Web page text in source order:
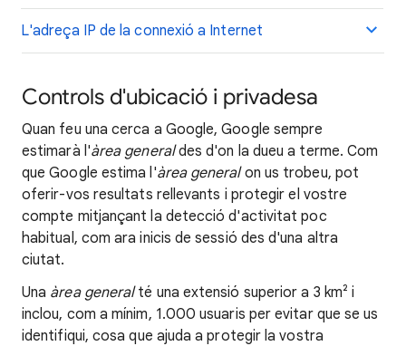
L'adreça IP de la connexió a Internet
Controls d'ubicació i privadesa
Quan feu una cerca a Google, Google sempre
estimarà l'àrea generaldes d'on la dueu a terme. Com
que Google estima l'àrea generalon us trobeu, pot
oferir-vos resultats rellevants i protegir el vostre
compte mitjançant la detecció d'activitat poc
habitual, com ara inicis de sessió des d'una altra
ciutat.
Una àrea generalté una extensió superior a 3 km² i
inclou, com a mínim, 1.000 usuaris per evitar que se us
identifiqui, cosa que ajuda a protegir la vostra